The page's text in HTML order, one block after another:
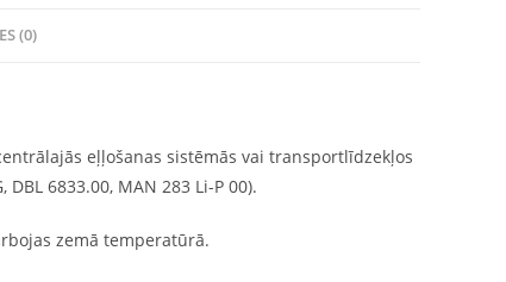
(0)
eļļošanas sistēmās vai transportlīdzekļos
6833.00, MAN 283 Li-P 00).
zemā temperatūrā.